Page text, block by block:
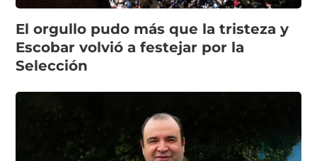
El orgullo pudo más que la tristeza y
Escobar volvió a festejar por la
Selección